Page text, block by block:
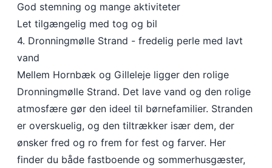
God stemning og mange aktiviteter
Let tilgængelig med tog og bil
4. Dronningmølle Strand - fredelig perle med lavt
vand
Mellem Hornbæk og Gilleleje ligger den rolige
Dronningmølle Strand. Det lave vand og den rolige
atmosfære gør den ideel til børnefamilier. Stranden
er overskuelig, og den tiltrækker især dem, der
ønsker fred og ro frem for fest og farver. Her
finder du både fastboende og sommerhusgæster,